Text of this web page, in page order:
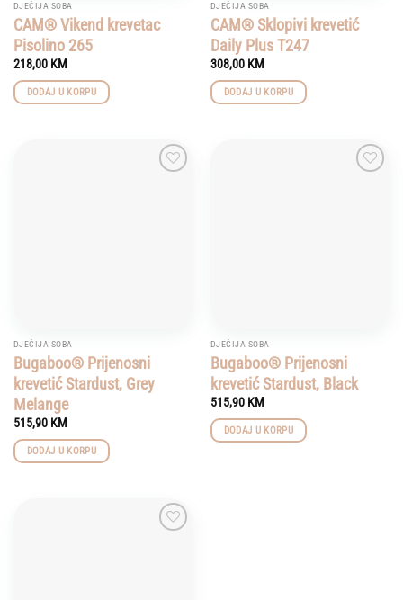
DJEČIJA SOBA
CAM® Vikend krevetac
Pisolino 265
218,00 KM
DODAJ U KORPU
DJEČIJA SOBA
CAM® Sklopivi krevetić
Daily Plus T247
308,00 KM
DODAJ U KORPU
DJEČIJA SOBA
Bugaboo® Prijenosni
krevetić Stardust, Grey
Melange
515,90 KM
DODAJ U KORPU
DJEČIJA SOBA
Bugaboo® Prijenosni
krevetić Stardust, Black
515,90 KM
DODAJ U KORPU